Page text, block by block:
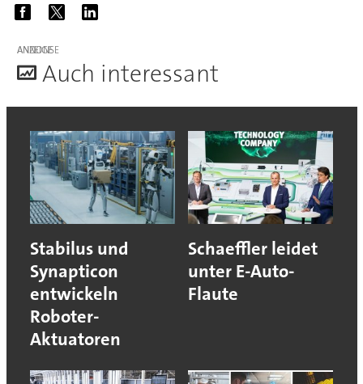
ANZEIGE
Auch interessant
Stabilus und
Synapticon
entwickeln
Roboter-
Aktuatoren
Schaeffler leidet
unter E-Auto-
Flaute